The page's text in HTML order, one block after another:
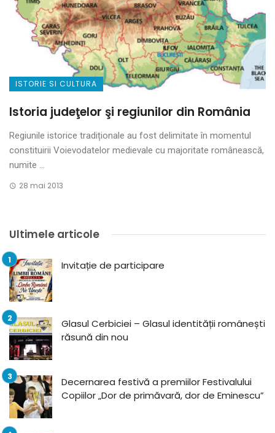
ISTORIE SI CULTURA
Istoria judeţelor şi regiunilor din România
Regiunile istorice tradiționale au fost delimitate în momentul
constituirii Voievodatelor medievale cu majoritate românească,
numite ...
28 mai 2013
Ultimele articole
Invitație de participare
Glasul Cerbiciei – Glasul identității românești
răsună din nou
Decernarea festivă a premiilor Festivalului
Copiilor „Dor de primăvară, dor de Eminescu”